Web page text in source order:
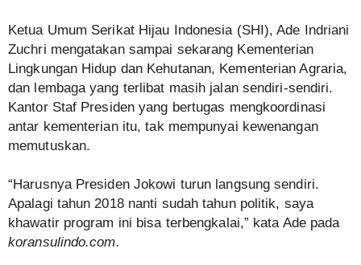
Ketua Umum Serikat Hijau Indonesia (SHI), Ade Indriani
Zuchri mengatakan sampai sekarang Kementerian
Lingkungan Hidup dan Kehutanan, Kementerian Agraria,
dan lembaga yang terlibat masih jalan sendiri-sendiri.
Kantor Staf Presiden yang bertugas mengkoordinasi
antar kementerian itu, tak mempunyai kewenangan
memutuskan.
“Harusnya Presiden Jokowi turun langsung sendiri.
Apalagi tahun 2018 nanti sudah tahun politik, saya
khawatir program ini bisa terbengkalai,” kata Ade pada
koransulindo.com.